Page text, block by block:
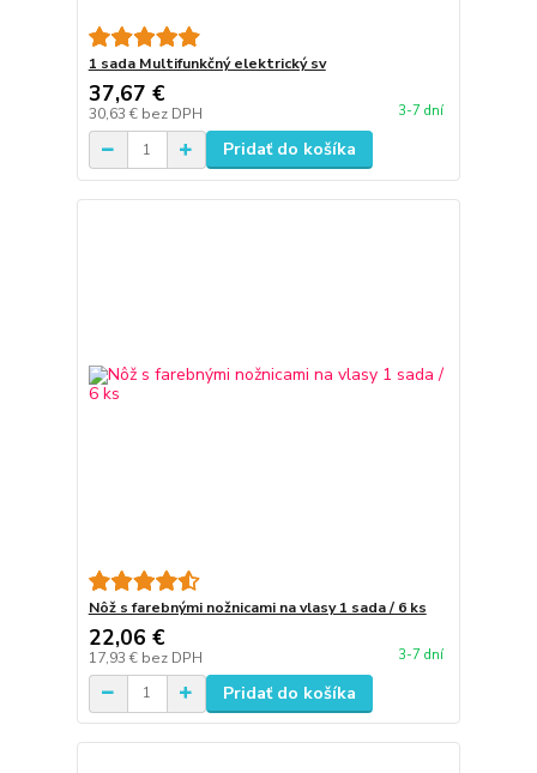
1 sada Multifunkčný elektrický sv
37,67 €
30,63 € bez DPH 3-7 dní
Pridať do košíka
Nôž s farebnými nožnicami na vlasy 1 sada / 6 ks
22,06 €
17,93 € bez DPH 3-7 dní
Pridať do košíka